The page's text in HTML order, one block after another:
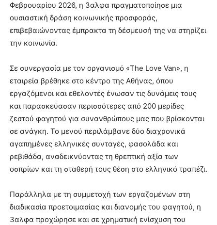
Φεβρουαρίου 2026, η 3αλφα πραγματοποίησε μια
ουσιαστική δράση κοινωνικής προσφοράς,
επιβεβαιώνοντας έμπρακτα τη δέσμευσή της να στηρίζει
την κοινωνία.
Σε συνεργασία με τον οργανισμό «The Love Van», η
εταιρεία βρέθηκε στο κέντρο της Αθήνας, όπου
εργαζόμενοι και εθελοντές ένωσαν τις δυνάμεις τους
και παρασκεύασαν περισσότερες από 200 μερίδες
ζεστού φαγητού για συνανθρώπους μας που βρίσκονται
σε ανάγκη. Το μενού περιλάμβανε δύο διαχρονικά
αγαπημένες ελληνικές συνταγές, φασολάδα και
ρεβιθάδα, αναδεικνύοντας τη θρεπτική αξία των
οσπρίων και τη σταθερή τους θέση στο ελληνικό τραπέζι.
Παράλληλα με τη συμμετοχή των εργαζομένων στη
διαδικασία προετοιμασίας και διανομής του φαγητού, η
3αλφα προχώρησε και σε χρηματική ενίσχυση του